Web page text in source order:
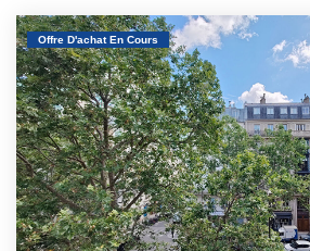
Offre D'achat En Cours